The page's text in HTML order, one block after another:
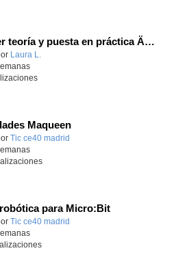
Dossier teoría y puesta en práctica Äprendizaje Basado en Juegos en Educación Infantil y Primaria
educativo.
Laura L.
Maqueen
educativo.
Tic ce40 madrid
para Micro:Bit
educativo.
Tic ce40 madrid